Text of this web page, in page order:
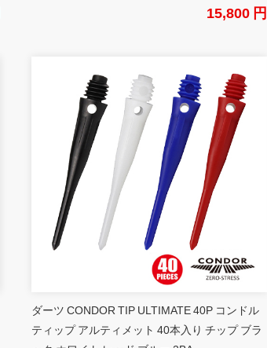
15,800 円
ダーツ CONDOR TIP ULTIMATE 40P コンドル
ティップ アルティメット 40本入り チップ ブラ